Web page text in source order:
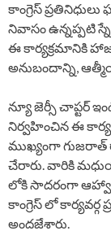
కాంగ్రెస్
నివాసం ఉన్నప్పటి
ఈ కార్యక్రమానికి
అనుబందాన్ని,
న్యూ జెర్సీ చాప్టర్
నిర్వహించిన ఈ
ముఖ్యంగా గుజరాత్
చేరారు. వారికి
లోకి సాదరంగా
కాంగ్రెస్ లో
అందజేశారు.